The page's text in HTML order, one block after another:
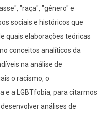
"raça", "gênero" e
sociais e históricos que
quais elaborações teóricas
conceitos analíticos da
na análise de
o racismo, o
e a LGBTfobia, para citarmos
análises de